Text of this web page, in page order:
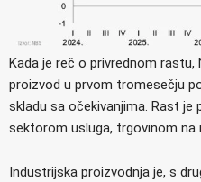
Kada je reč o privrednom rastu,
proizvod u prvom tromesečju
skladu sa očekivanjima. Rast
sektorom usluga, trgovinom na
Industrijska proizvodnja je, s